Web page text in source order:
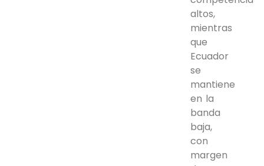
altos,
mientras
que
Ecuador
se
mantiene
en la
banda
baja,
con
margen